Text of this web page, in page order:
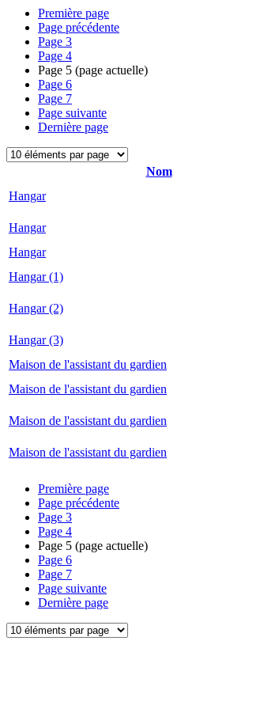
Première page
Page précédente
Page 3
Page 4
Page 5 (page actuelle)
Page 6
Page 7
Page suivante
Dernière page
Nom
Hangar
Hangar
Hangar
Hangar (1)
Hangar (2)
Hangar (3)
Maison de l'assistant du gardien
Maison de l'assistant du gardien
Maison de l'assistant du gardien
Maison de l'assistant du gardien
Première page
Page précédente
Page 3
Page 4
Page 5 (page actuelle)
Page 6
Page 7
Page suivante
Dernière page